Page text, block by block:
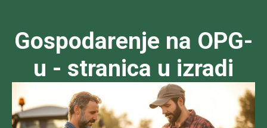
Gospodarenje na OPG-
u - stranica u izradi